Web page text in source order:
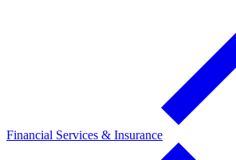
Financial Services & Insurance